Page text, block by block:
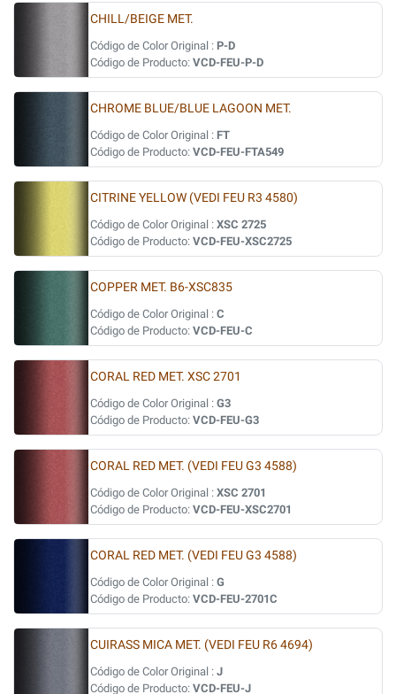
CHILL/BEIGE MET.
Código de Color Original : P-D
Código de Producto: VCD-FEU-P-D
CHROME BLUE/BLUE LAGOON MET.
Código de Color Original : FT
Código de Producto: VCD-FEU-FTA549
CITRINE YELLOW (VEDI FEU R3 4580)
Código de Color Original : XSC 2725
Código de Producto: VCD-FEU-XSC2725
COPPER MET. B6-XSC835
Código de Color Original : C
Código de Producto: VCD-FEU-C
CORAL RED MET. XSC 2701
Código de Color Original : G3
Código de Producto: VCD-FEU-G3
CORAL RED MET. (VEDI FEU G3 4588)
Código de Color Original : XSC 2701
Código de Producto: VCD-FEU-XSC2701
CORAL RED MET. (VEDI FEU G3 4588)
Código de Color Original : G
Código de Producto: VCD-FEU-2701C
CUIRASS MICA MET. (VEDI FEU R6 4694)
Código de Color Original : J
Código de Producto: VCD-FEU-J